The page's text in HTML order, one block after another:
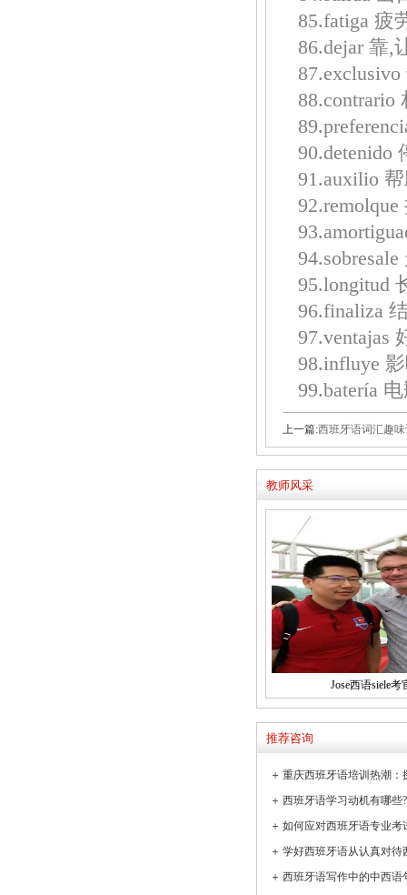
85.fatiga 疲
86.dejar 靠,
88.contrario
90.detenido
91.auxilio
95.longitud
96.finaliza
97.ventajas
98.influye
99.batería
上一篇:西班牙语词汇趣
教师风采
Jose西语siele考
推荐咨询
＋
＋
＋ 如何应对西班牙语专业考
＋ 学好西班牙语从认真对待
＋ 西班牙语写作中的中西语